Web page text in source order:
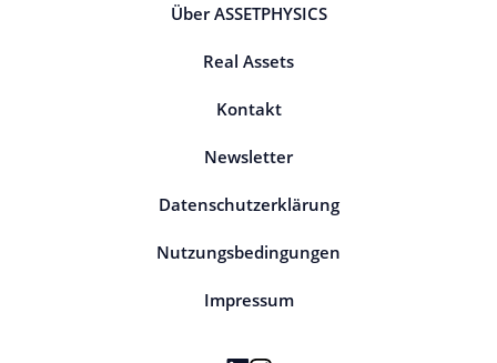
Über ASSETPHYSICS
Real Assets
Kontakt
Newsletter
Datenschutzerklärung
Nutzungsbedingungen
Impressum